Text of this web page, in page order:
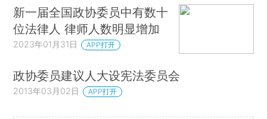
新一届全国政协委员中有数十
位法律人 律师人数明显增加
2023年01月31日 APP打开
政协委员建议人大设宪法委员会
2013年03月02日 APP打开